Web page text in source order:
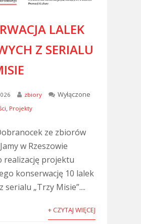
LALEK
Z SERIALU
zbiory Wyłączone
, Projekty
ze zbiorów
w Rzeszowie
realizację projektu
konserwację 10 lalek
serialu „Trzy Misie”....
+ CZYTAJ WIĘCEJ